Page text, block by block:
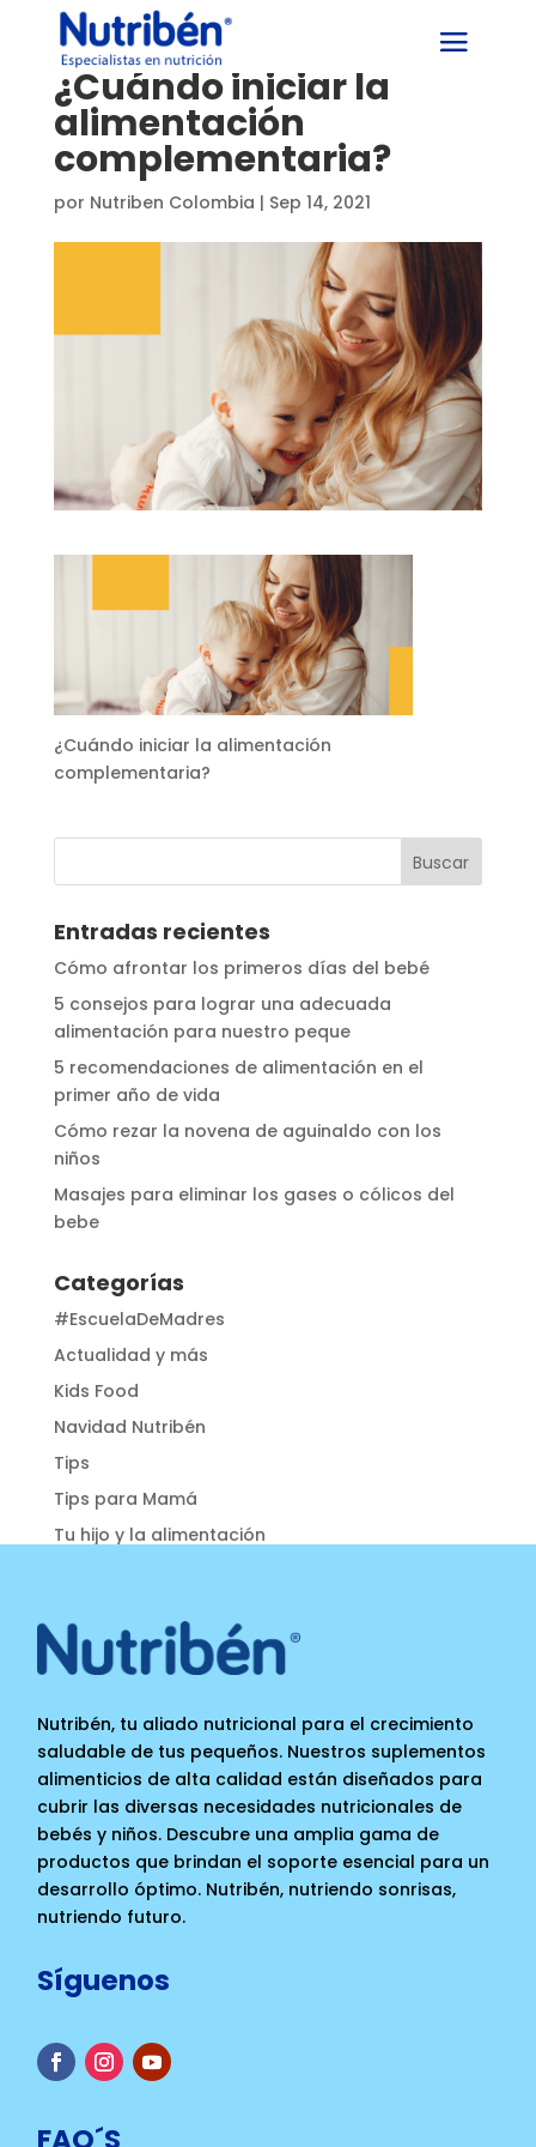
¿Cuándo iniciar la
alimentación
complementaria?
por Nutriben Colombia | Sep 14, 2021
¿Cuándo iniciar la alimentación
complementaria?
Entradas recientes
Cómo afrontar los primeros días del bebé
5 consejos para lograr una adecuada
alimentación para nuestro peque
5 recomendaciones de alimentación en el
primer año de vida
Cómo rezar la novena de aguinaldo con los
niños
Masajes para eliminar los gases o cólicos del
bebe
Categorías
#EscuelaDeMadres
Actualidad y más
Kids Food
Navidad Nutribén
Tips
Tips para Mamá
Tu hijo y la alimentación
Nutribén, tu aliado nutricional para el crecimiento
saludable de tus pequeños. Nuestros suplementos
alimenticios de alta calidad están diseñados para
cubrir las diversas necesidades nutricionales de
bebés y niños. Descubre una amplia gama de
productos que brindan el soporte esencial para un
desarrollo óptimo. Nutribén, nutriendo sonrisas,
nutriendo futuro.
Síguenos